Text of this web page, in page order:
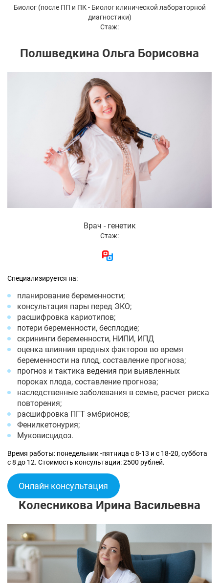
Биолог (после ПП и ПК - Биолог клинической лабораторной
диагностики)
Стаж:
Полшведкина Ольга Борисовна
Врач - генетик
Стаж:
Специализируется на:
планирование беременности;
консультация пары перед ЭКО;
расшифровка кариотипов;
потери беременности, бесплодие;
скрининги беременности, НИПИ, ИПД
оценка влияния вредных факторов во время
беременности на плод, составление прогноза;
прогноз и тактика ведения при выявленных
пороках плода, составление прогноза;
наследственные заболевания в семье, расчет риска
повторения;
расшифровка ПГТ эмбрионов;
Фенилкетонурия;
Муковисцидоз.
Время работы: понедельник -пятница с 8-13 и с 18-20, суббота
с 8 до 12. Стоимость консультации: 2500 рублей.
Онлайн консультация
Колесникова Ирина Васильевна